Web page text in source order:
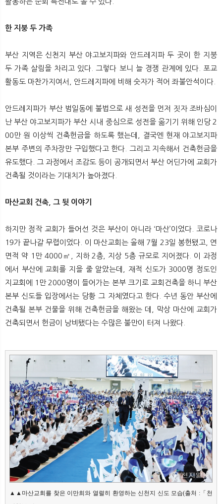
한 지붕 두 가족
부산 지역은 신천지 부산 야고보지파와 안드레지파 두 곳이 한 지붕
두 가족 살림을 차리고 있다. 그렇다 보니 늘 경쟁 관계에 있다. 포교
활동도 마찬가지여서, 안드레지파에 비해 숫자가 적어 좌불안석이다.
안드레지파가 부산 범일동에 불법으로 새 성전을 먼저 짓자 조바심이
난 부산 야고보지파가 부산 시내 중심으로 성전을 옮기기 위해 인당 2
00만 원 이상씩 건축헌금을 하도록 했는데, 결국엔 현재 야고보지파
본부 주변의 주차장만 구입했다고 한다. 그리고 지속해서 건축헌금을
유도했다. 그 과정에서 조감도 등이 공개되면서 부산 어딘가에 교회가
건축될 것이라는 기대치가 높아졌다.
마산교회 건축, 그 뒷 이야기
하지만 정작 교회가 들어선 것은 부산이 아니라 ‘마산’이었다. 코로나
19가 끝나갈 무렵이었다. 이 마산교회는 올해 7월 23일 봉헌됐고, 연
면적 약 1만 4000㎡, 지하 2층, 지상 5층 규모로 지어졌다. 이 과정
에서 부산에 교회를 지을 줄 알았는데, 재적 신도가 3000명 정도인
지교회에 1만 2000명이 들어가는 본부 크기로 교회건축을 하니 부산
본부 신도들 입장에서는 당황 그 자체였다고 한다. 수년 동안 부산에
건축될 본부 건물을 위해 건축헌금을 해왔는 데, 막상 마산에 교회가
건축되면서 헌금이 낭비됐다는 수많은 불만이 터져 나왔다.
▲▲마산교회를 찾은 이만희와 열렬히 환영하는 신천지 신도 모습(출처 :「천